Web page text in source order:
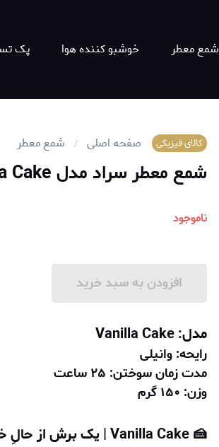
شمع معطر خوشبو کننده هوا پک
کالای فیزیکی صفحه اصلی شمع معطر
شمع معطر سراد مدل Vanilla Cake
ناموجود
افزودن به سبد خرید
مدل: Vanilla Cake
رایحه: وانیلی
مدت زمان سوختن: ۲۵ ساعت
وزن: ۱۵۰ گرم
🍰 Vanilla Cake | یک برش از حالِ خوب ✨